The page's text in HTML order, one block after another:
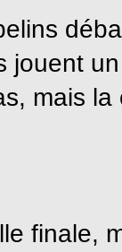
jouent
mais
finale,